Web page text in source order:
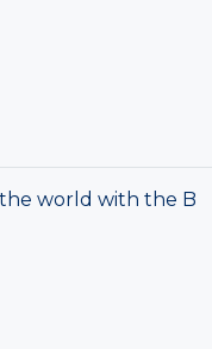
world with the B